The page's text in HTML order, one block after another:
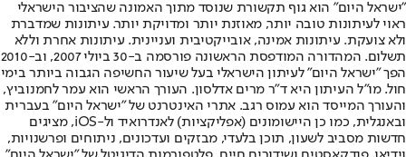
"ישראל היום" הוא גוף תקשורת שנוסד מתוך האמונה שהציבור הישראלי
ראוי לעיתונות טובה יותר, מאוזנת יותר ומדויקת יותר. עיתונות שמדברת
ולא צועקת. עיתונות אמינה, אובייקטיבית ועניינית. עיתונות אחרת וללא
תשלום. המהדורה המודפסת הראשונה פורסמה ב-30 ביולי 2007, וב-2010
הפך "ישראל היום" לעיתון הישראלי בעל שיעור החשיפה הגבוה ביותר בימי
חול. מו"ל העיתון היא ד"ר מרים אדלסון. העורך הראשי הוא עמר לחמנוביץ,
והעורך המייסד הוא עמוס רגב. אתרי האינטרנט של "ישראל היום" בעברית
ובאנגלית, כמו כן היישומונים (אפליקציות) לאנדרואיד ול-iOS, מציגים
חדשות מסביב לשעון, תוכן בלעדי, מבזקים ועדכונים, ניתוחים ופרשנויות,